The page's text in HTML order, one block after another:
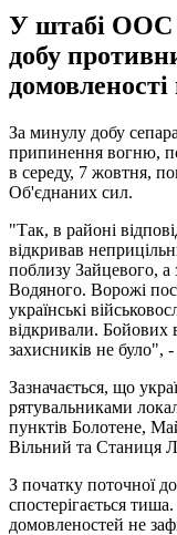
У штабі ООС
добу
За минулу добу
припинення вогню,
в середу, 7 жовтня,
Об'єднаних сил.
"Так, в районі
відкривав
поблизу Зайцевого, а
Водяного. Ворожі
українські
відкривали. Бойових
захисників не було",
Зазначається, що
рятувальниками
пунктів Болотене,
Вільний та Станиця
З початку поточної
спостерігається
домовленостей не